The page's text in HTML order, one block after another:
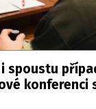
spoustu
konferenci